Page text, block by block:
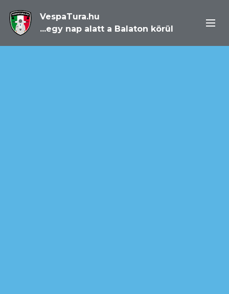
VespaTura.hu
...egy nap alatt a Balaton körül